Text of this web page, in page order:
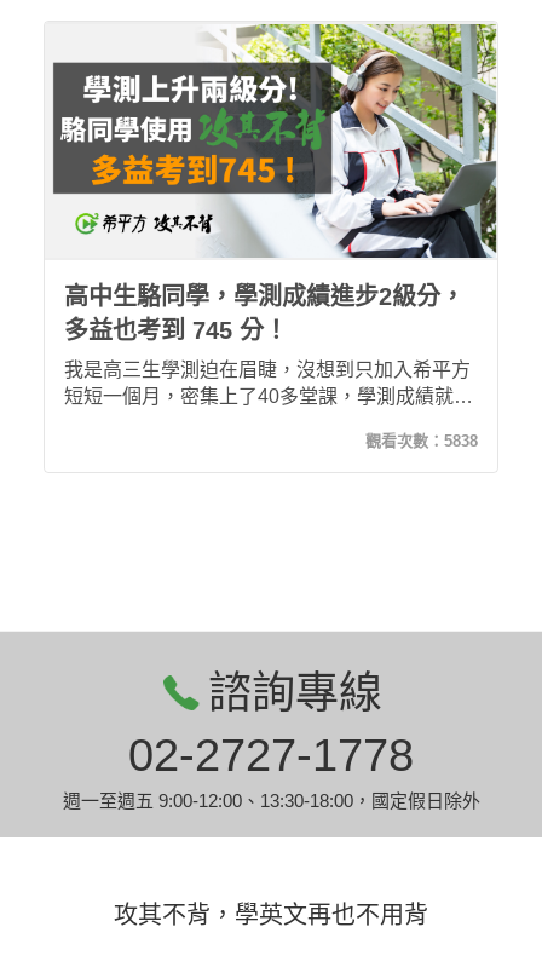
高中生駱同學，學測成績進步2級分，
多益也考到 745 分！
我是高三生學測迫在眉睫，沒想到只加入希平方
短短一個月，密集上了40多堂課，學測成績就上
觀看次數： 5838
攻其不背，學英文再也不用背
諮詢專線
02-2727-1778
週一至週五 9:00-12:00、13:30-18:00，國定假日除外